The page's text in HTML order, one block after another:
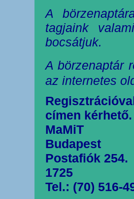
A
tagjaink
bocsátjuk.
A börzenaptár
az internetes
címen kérhető.
MaMiT
Budapest
Postafiók 254.
1725
Tel.: (70) 516-